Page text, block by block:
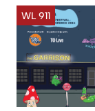
WL 911